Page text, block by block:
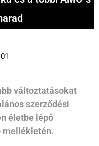
változtatásokat
szerződési
életbe lépő
mellékletén.